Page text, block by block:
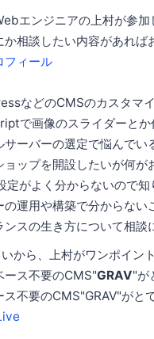
エンジニアの上村が参加
か相談したい内容があれば
フィール
などのCMSのカスタマ
で画像のスライダーと
サーバーの選定で悩んでい
ョップを開設したいが何が
定がよく分からないので知
の運用や構築で分からない
ンスの生き方について相談
から、上村がワンポイン
ース不要のCMS"GRAV"が
ス不要のCMS"GRAV"がと